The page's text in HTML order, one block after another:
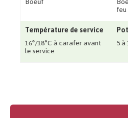
Température de service
16°/18°C à carafer avant
le service
5 à